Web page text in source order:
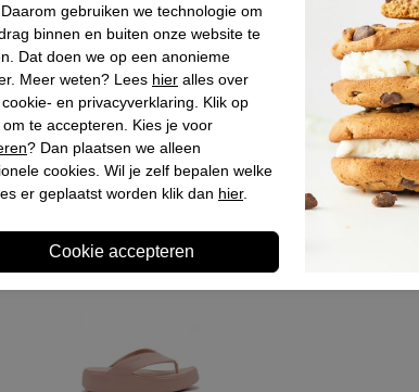
Laatst
gebruiken we technologie om
binnen en buiten onze website te
Dat doen we op een anonieme
Meer weten? Lees hier alles over
en privacyverklaring. Klik op
te accepteren. Kies je voor
? Dan plaatsen we alleen
cookies. Wil je zelf bepalen welke
er geplaatst worden klik dan hier.